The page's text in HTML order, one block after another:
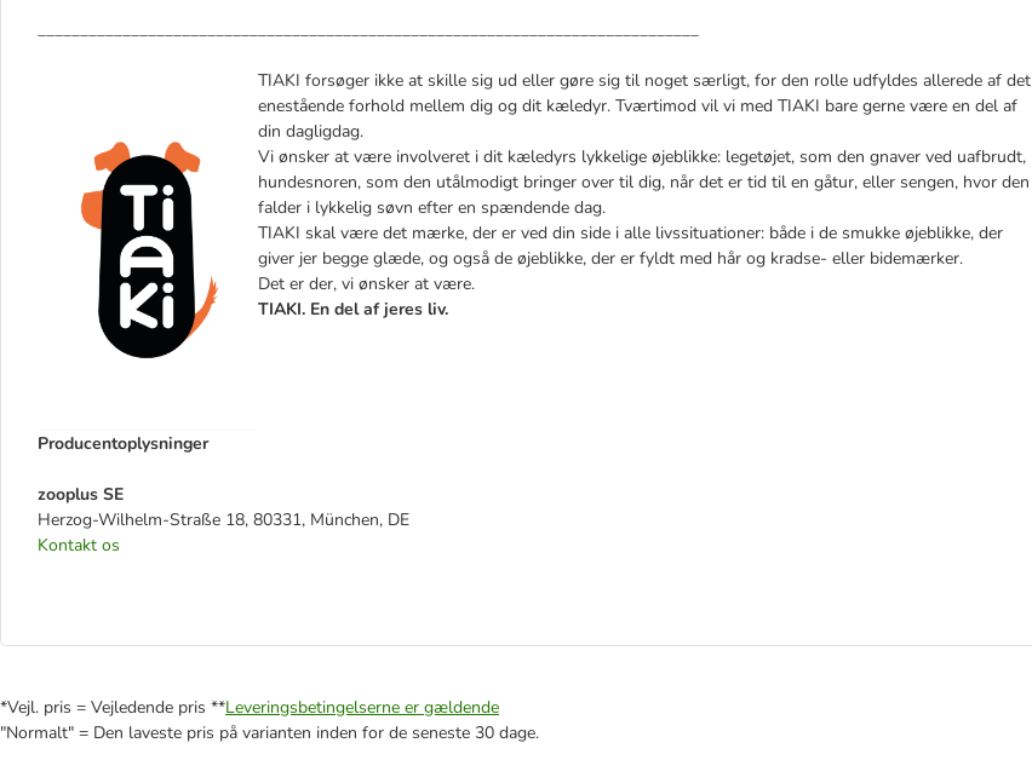
______________________________________________________________________________
TIAKI forsøger ikke at skille sig ud eller gøre sig til noget særligt, for den rolle udfyldes allerede af det
enestående forhold mellem dig og dit kæledyr. Tværtimod vil vi med TIAKI bare gerne være en del af
din dagligdag.
Vi ønsker at være involveret i dit kæledyrs lykkelige øjeblikke: legetøjet, som den gnaver ved uafbrudt,
hundesnoren, som den utålmodigt bringer over til dig, når det er tid til en gåtur, eller sengen, hvor den
falder i lykkelig søvn efter en spændende dag.
TIAKI skal være det mærke, der er ved din side i alle livssituationer: både i de smukke øjeblikke, der
giver jer begge glæde, og også de øjeblikke, der er fyldt med hår og kradse- eller bidemærker.
Det er der, vi ønsker at være.
TIAKI. En del af jeres liv.
Producentoplysninger
zooplus SE
Herzog-Wilhelm-Straße 18, 80331, München, DE
Kontakt os
*Vejl. pris = Vejledende pris **Leveringsbetingelserne er gældende
"Normalt" = Den laveste pris på varianten inden for de seneste 30 dage.